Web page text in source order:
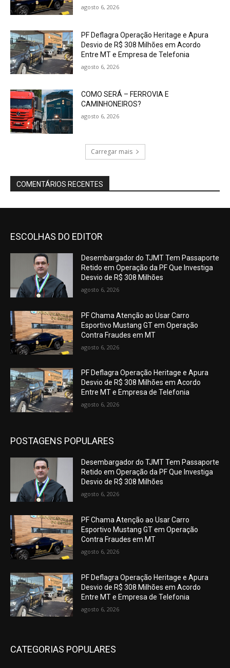
agosto 6, 2026
PF Deflagra Operação Heritage e Apura
Desvio de R$ 308 Milhões em Acordo
Entre MT e Empresa de Telefonia
agosto 6, 2026
COMO SERÁ – FERROVIA E
CAMINHONEIROS?
agosto 6, 2026
Carregar mais
COMENTÁRIOS RECENTES
ESCOLHAS DO EDITOR
Desembargador do TJMT Tem Passaporte
Retido em Operação da PF Que Investiga
Desvio de R$ 308 Milhões
agosto 6, 2026
PF Chama Atenção ao Usar Carro
Esportivo Mustang GT em Operação
Contra Fraudes em MT
agosto 6, 2026
PF Deflagra Operação Heritage e Apura
Desvio de R$ 308 Milhões em Acordo
Entre MT e Empresa de Telefonia
agosto 6, 2026
POSTAGENS POPULARES
Desembargador do TJMT Tem Passaporte
Retido em Operação da PF Que Investiga
Desvio de R$ 308 Milhões
agosto 6, 2026
PF Chama Atenção ao Usar Carro
Esportivo Mustang GT em Operação
Contra Fraudes em MT
agosto 6, 2026
PF Deflagra Operação Heritage e Apura
Desvio de R$ 308 Milhões em Acordo
Entre MT e Empresa de Telefonia
agosto 6, 2026
CATEGORIAS POPULARES